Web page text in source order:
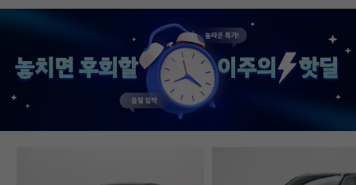
좋았던 건 ‘중고차인데도 걱정이 거의
없었다’는 점입니다. 차를 잘 모르는 사람
입장에서는 어디를 봐야 할지부터
막막한데, 그런 부담이 많이 줄었습니다.
온라인으로 비교하고 구매까지 진행할 수
있어서 시간적으로도 편했고, 직장인
입장에서는 이 부분이 특히
도착해 기분 좋게 차를
완벽한 경험이었습니
고민하는 사람 있으면
현대인증중고차 추천
차량 보내주셔서 감사